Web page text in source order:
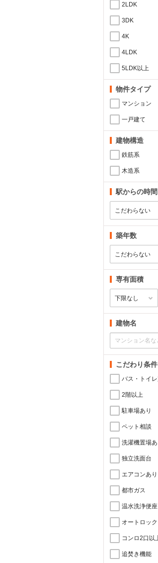
2LDK
3DK
4K
4LDK
5LDK以上
物件タイプ
マンション
一戸建て
建物構造
鉄筋系
木造系
駅からの時間
築年数
専有面積
建物名
こだわり条件
バス・トイ
2階以上
駐車場あり
ペット相談
洗濯機置場あ
独立洗面台
エアコンあり
都市ガス
温水洗浄便座
オートロック
コンロ2口以
追焚き機能